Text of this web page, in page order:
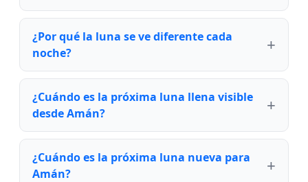
¿Por qué la luna se ve diferente cada
noche?
¿Cuándo es la próxima luna llena visible
desde Amán?
¿Cuándo es la próxima luna nueva para
Amán?